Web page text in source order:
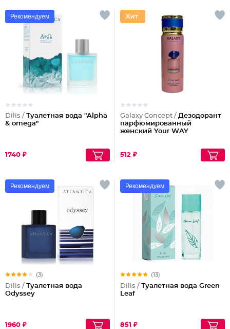
Рекомендуем
Dilis / Туалетная вода "Alpha
& omega"
1740 ₽
Galaxy Concept / Дезодорант
парфюмированный
женский Your WAY
512 ₽
Рекомендуем
(3)
Dilis / Туалетная вода
Odyssey
1960 ₽
Рекомендуем
(13)
Dilis / Туалетная вода Green
Leaf
851 ₽